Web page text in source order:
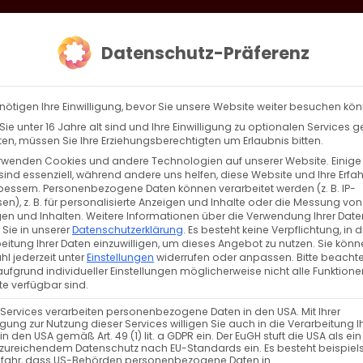
Zurück Vor
Datenschutz-Präferenz
Ihre Einwilligung, bevor Sie unsere Website weiter besuchen
unter 16 Jahre alt sind und Ihre Einwilligung zu optionalen Services
müssen Sie Ihre Erziehungsberechtigten um Erlaubnis bitten.
Cookies und andere Technologien auf unserer Website.
essenziell, während andere uns helfen, diese Website und Ihre
Personenbezogene Daten können verarbeitet werden (z. B. IP-
z. B. für personalisierte Anzeigen und Inhalte oder die Messung von
und Inhalten. Weitere Informationen über die Verwendung Ihrer
in unsererDatenschutzerklärung. Es besteht keine Verpflichtung, in
Ihrer Daten einzuwilligen, um dieses Angebot zu nutzen. Sie
jederzeit unterEinstellungen widerrufen oder anpassen. Bitte
individueller Einstellungen möglicherweise nicht alle
verfügbar sind.
verarbeiten personenbezogene Daten in den USA. Mit Ihrer
zur Nutzung dieser Services willigen Sie auch in die Verarbeitung
den USA gemäß Art. 49 (1) lit. a GDPR ein. Der EuGH stuft die USA als
Datenschutz nach EU-Standards ein. Es besteht
dass US-Behörden personenbezogene Daten in